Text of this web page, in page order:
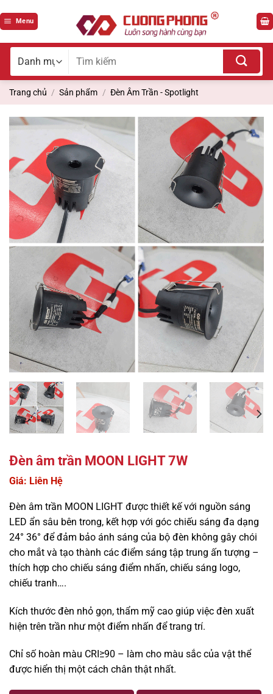
qua
Menu
Tìm
Trang chủ / Sản phẩm / Đèn Âm Trần - Spotlight
Đèn âm trần MOON LIGHT 7W
Giá: Liên Hệ
Đèn âm trần MOON LIGHT được thiết kế với nguồn sáng
LED ẩn sâu bên trong, kết hợp với góc chiếu sáng đa dạng
24° 36° để đảm bảo ánh sáng của bộ đèn không gây chói
cho mắt và tạo thành các điểm sáng tập trung ấn tượng –
thích hợp cho chiếu sáng điểm nhấn, chiếu sáng logo,
chiếu tranh….
Kích thước đèn nhỏ gọn, thẩm mỹ cao giúp việc đèn xuất
hiện trên trần như một điểm nhấn để trang trí.
Chỉ số hoàn màu CRI≥90 – làm cho màu sắc của vật thể
được hiển thị một cách chân thật nhất.